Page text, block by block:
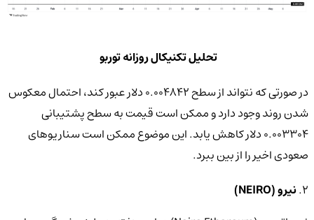
تحلیل تکنیکال روزانه توربو
در صورتی که نتواند از سطح 0.004842 دلار عبور کند، احتمال معکوس
شدن روند وجود دارد و ممکن است قیمت به سطح پشتیبانی
0.003304 دلار کاهش یابد. این موضوع ممکن است سناریوهای
صعودی اخیر را از بین ببرد.
نیرو (NEIRO)